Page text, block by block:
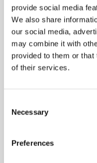
provide social media
We also share
our social media,
may combine it with
provided to them or
of their services.
Selection
Necessary
Preferences
46).
Gol:1-0: Chus Villar,
Árbitro:Rodríguez
V. López, Ballardo,